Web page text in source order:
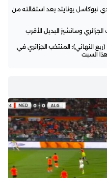
نيوكاسل يونايتد بعد استقالته من
وسانشيز البديل الأقرب
كأس أمم إفريقيا للسيدات 2026 (ربع النهائي): المنتخب الجزائري في
السبت